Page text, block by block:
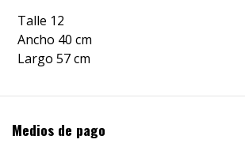
Talle 12
Ancho 40 cm
Largo 57 cm
Medios de pago